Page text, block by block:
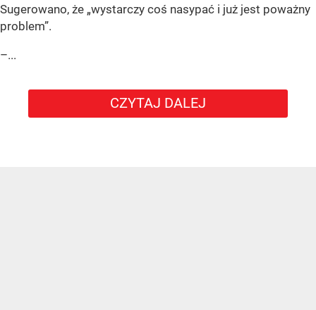
Sugerowano, że „wystarczy coś nasypać i już jest poważny
problem”.
–...
CZYTAJ DALEJ